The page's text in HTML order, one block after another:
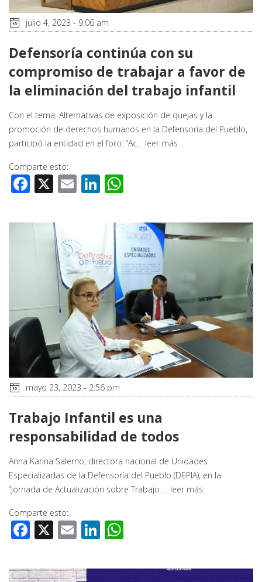
julio 4, 2023 - 9:06 am
Defensoría continúa con su
compromiso de trabajar a favor de
la eliminación del trabajo infantil
Con el tema: Alternativas de exposición de quejas y la
promoción de derechos humanos en la Defensoría del Pueblo,
participó la entidad en el foro: “Ac… leer más
Comparte esto:
Facebook
X EmailLinkedIn
mayo 23, 2023 - 2:56 pm
Trabajo Infantil es una
responsabilidad de todos
Anna Karina Salerno, directora nacional de Unidades
Especializadas de la Defensoría del Pueblo (DEPIA), en la
“Jornada de Actualización sobre Trabajo … leer más
Comparte esto:
Facebook
X EmailLinkedIn